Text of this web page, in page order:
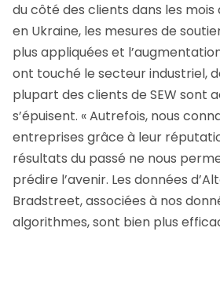
du côté des clients dans les mois
en Ukraine, les mesures de
plus appliquées et
ont touché le secteur industriel,
plupart des clients de SEW sont
s’épuisent. « Autrefois, nous
entreprises grâce à leur
résultats du passé ne nous
prédire l’avenir. Les données
Bradstreet, associées à nos
algorithmes, sont bien plus